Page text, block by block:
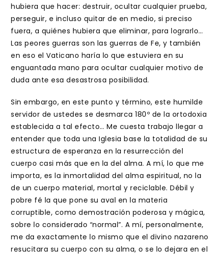
hubiera que hacer: destruir, ocultar cualquier prueba,
perseguir, e incluso quitar de en medio, si preciso
fuera, a quiénes hubiera que eliminar, para lograrlo…
Las peores guerras son las guerras de Fe, y también
en eso el Vaticano haría lo que estuviera en su
enguantada mano para ocultar cualquier motivo de
duda ante esa desastrosa posibilidad.
Sin embargo, en este punto y término, este humilde
servidor de ustedes se desmarca 180º de la ortodoxia
establecida a tal efecto… Me cuesta trabajo llegar a
entender que toda una Iglesia base la totalidad de su
estructura de esperanza en la resurrección del
cuerpo casi más que en la del alma. A mí, lo que me
importa, es la inmortalidad del alma espiritual, no la
de un cuerpo material, mortal y reciclable. Débil y
pobre fé la que pone su aval en la materia
corruptible, como demostración poderosa y mágica,
sobre lo considerado “normal”. A mí, personalmente,
me da exactamente lo mismo que el divino nazareno
resucitara su cuerpo con su alma, o se lo dejara en el